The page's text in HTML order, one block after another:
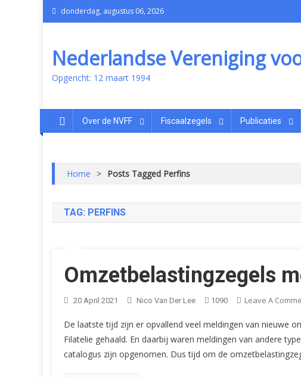
donderdag, augustus 06, 2026
Nederlandse Vereniging
Opgericht: 12 maart 1994
Over de NVFF Fiscaalzegels Publicaties
Home > Posts Tagged Perfins
TAG: PERFINS
Omzetbelastingzegels
20 April 2021 Nico Van Der Lee 1090 Leave A
De laatste tijd zijn er opvallend veel meldingen van nieuwe
Filatelie gehaald. En daarbij waren meldingen van andere
catalogus zijn opgenomen. Dus tijd om de